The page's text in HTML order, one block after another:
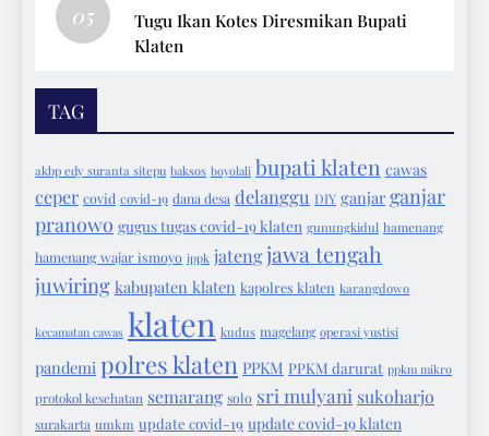
05
Tugu Ikan Kotes Diresmikan Bupati
Klaten
TAG
akbp edy suranta sitepu baksos boyolali bupati klaten cawas
ceper covid covid-19 dana desa delanggu DIY ganjar ganjar
pranowo gugus tugas covid-19 klaten gunungkidul hamenang
hamenang wajar ismoyo ippk jatengjawa tengah
juwiring kabupaten klaten kapolres klaten karangdowo
kecamatan cawas klaten kudus magelang operasi yustisi
pandemi polres klaten PPKM PPKM darurat ppkm mikro
protokol kesehatan semarang solo sri mulyani sukoharjo
surakarta umkm update covid-19 update covid-19 klaten